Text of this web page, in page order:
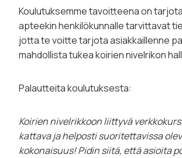
Koulutuksemme tavoitteena on
apteekin henkilökunnalle tarvittavat
jotta te voitte tarjota asiakkaillenne
mahdollista tukea koirien nivelrikon
Palautteita koulutuksesta:
Koirien nivelrikkoon liittyvä
kattava ja helposti suoritettavissa
kokonaisuus! Pidin siitä, että asioita